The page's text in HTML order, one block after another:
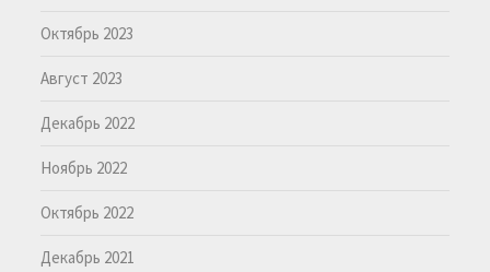
Октябрь 2023
Август 2023
Декабрь 2022
Ноябрь 2022
Октябрь 2022
Декабрь 2021